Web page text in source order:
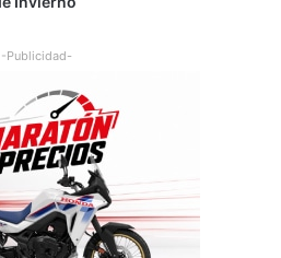
-Publicidad-